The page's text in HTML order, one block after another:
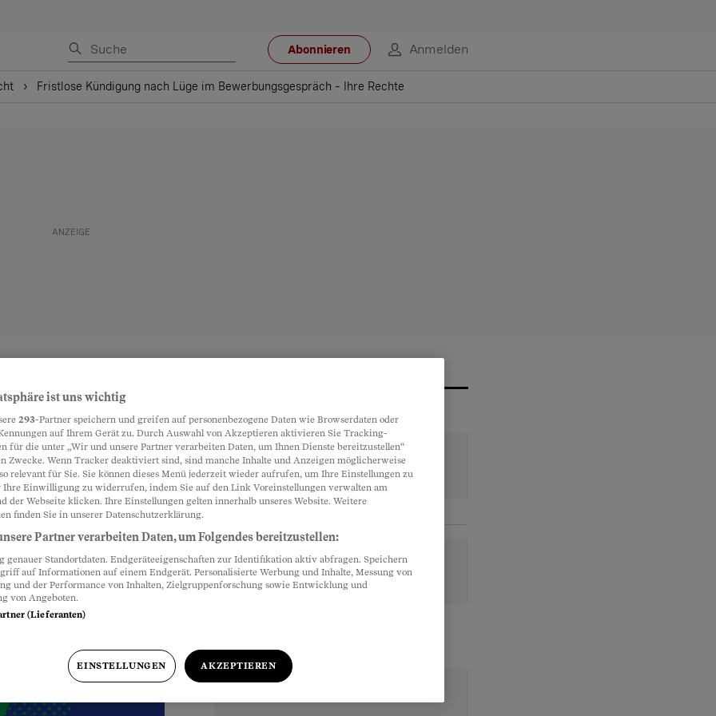
Abonnieren Anmelden
Fristlose Kündigung nach Lüge im Bewerbungsgespräch – Ihre Rechte
Format
gegen eine
ist uns wichtig
293-Partner speichern und greifen auf personenbezogene Daten wie Browserdaten oder
auf Ihrem Gerät zu. Durch Auswahl von Akzeptieren aktivieren Sie Tracking-
für die unter „Wir und unsere Partner verarbeiten Daten, um Ihnen Dienste bereitzustellen“
Zwecke. Wenn Tracker deaktiviert sind, sind manche Inhalte und Anzeigen möglicherweise
relevant für Sie. Sie können dieses Menü jederzeit wieder aufrufen, um Ihre Einstellungen zu
Ihre Einwilligung zu widerrufen, indem Sie auf den Link Voreinstellungen verwalten am
der Webseite klicken. Ihre Einstellungen gelten innerhalb unseres Website. Weitere
finden Sie in unserer Datenschutzerklärung.
Partner verarbeiten Daten, um Folgendes bereitzustellen:
genauer Standortdaten. Endgeräteeigenschaften zur Identifikation aktiv abfragen. Speichern
auf Informationen auf einem Endgerät. Personalisierte Werbung und Inhalte, Messung von
und der Performance von Inhalten, Zielgruppenforschung sowie Entwicklung und
von Angeboten.
(Lieferanten)
EINSTELLUNGEN AKZEPTIEREN